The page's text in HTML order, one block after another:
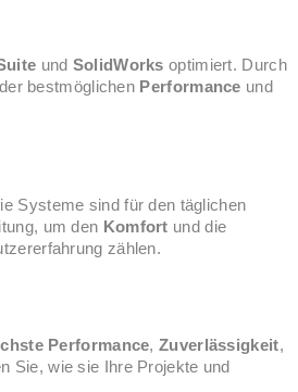
und SolidWorks optimiert. Durch
bestmöglichen Performance und
Systeme sind für den täglichen
um den Komfort und die
zählen.
Performance,Zuverlässigkeit,
Sie, wie sie Ihre Projekte und